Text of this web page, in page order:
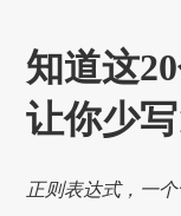
知道这
让你少
正则表达式，一